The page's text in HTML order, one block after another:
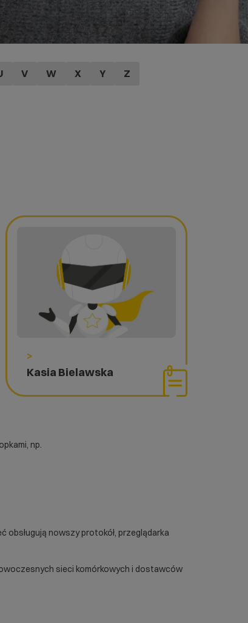
V W X Y Z
>
Kasia Bielawska
np.
obsługują nowszy protokół, przeglądarka
sieci komórkowych i dostawców